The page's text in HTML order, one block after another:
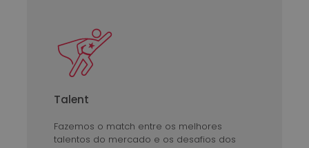
Talent
Fazemos o match entre os melhores
talentos do mercado e os desafios dos